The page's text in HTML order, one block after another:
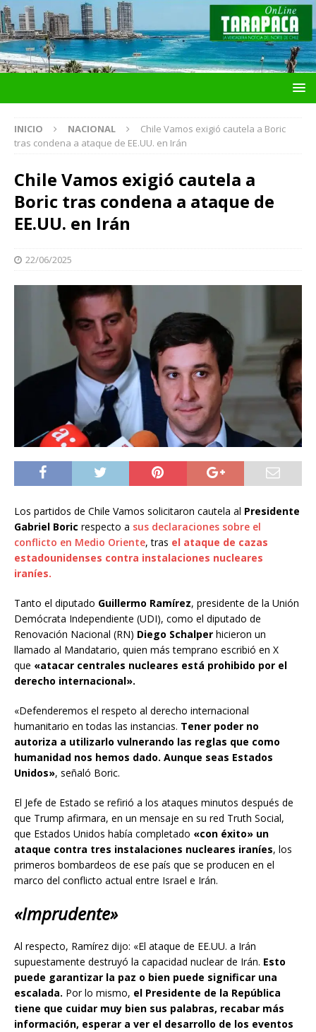
INICIO NACIONAL
Chile Vamos exigió cautela a Boric
tras condena a ataque de EE.UU. en Irán
Chile Vamos exigió cautela a
Boric tras condena a ataque de
EE.UU. en Irán
22/06/2025
Los partidos de Chile Vamos solicitaron cautela al Presidente
Gabriel Boric respecto a sus declaraciones sobre el
conflicto en Medio Oriente, tras el ataque de cazas
estadounidenses contra instalaciones nucleares
iraníes.
Tanto el diputado Guillermo Ramírez, presidente de la Unión
Demócrata Independiente (UDI), como el diputado de
Renovación Nacional (RN) Diego Schalper hicieron un
llamado al Mandatario, quien más temprano escribió en X
que «atacar centrales nucleares está prohibido por el
derecho internacional».
«Defenderemos el respeto al derecho internacional
humanitario en todas las instancias. Tener poder no
autoriza a utilizarlo vulnerando las reglas que como
humanidad nos hemos dado. Aunque seas Estados
Unidos», señaló Boric.
El Jefe de Estado se refirió a los ataques minutos después de
que Trump afirmara, en un mensaje en su red Truth Social,
que Estados Unidos había completado «con éxito» un
ataque contra tres instalaciones nucleares iraníes, los
primeros bombardeos de ese país que se producen en el
marco del conflicto actual entre Israel e Irán.
«Imprudente»
Al respecto, Ramírez dijo: «El ataque de EE.UU. a Irán
supuestamente destruyó la capacidad nuclear de Irán. Esto
puede garantizar la paz o bien puede significar una
escalada. Por lo mismo, el Presidente de la República
tiene que cuidar muy bien sus palabras, recabar más
información, esperar a ver el desarrollo de los eventos